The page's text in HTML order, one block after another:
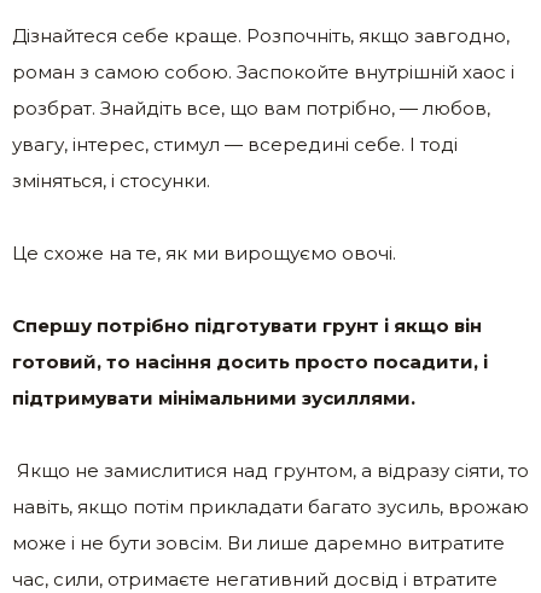
Дізнайтеся себе краще. Розпочніть, якщо завгодно,
роман з самою собою. Заспокойте внутрішній хаос і
розбрат. Знайдіть все, що вам потрібно, — любов,
увагу, інтерес, стимул — всередині себе. І тоді
зміняться, і стосунки.
Це схоже на те, як ми вирощуємо овочі.
Спершу потрібно підготувати грунт і якщо він
готовий, то насіння досить просто посадити, і
підтримувати мінімальними зусиллями.
Якщо не замислитися над грунтом, а відразу сіяти, то
навіть, якщо потім прикладати багато зусиль, врожаю
може і не бути зовсім. Ви лише даремно витратите
час, сили, отримаєте негативний досвід і втратите